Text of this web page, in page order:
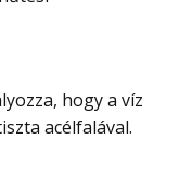
hogy a víz
acélfalával.